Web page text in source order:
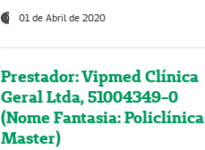
01 de Abril de 2020
Prestador: Vipmed Clínica
Geral Ltda, 51004349-0
(Nome Fantasia: Policlínica
Master)